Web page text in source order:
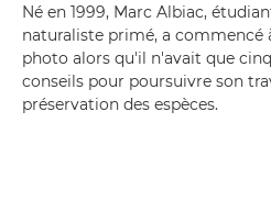
Né en 1999, Marc Albiac,
naturaliste primé, a commencé
photo alors qu'il n'avait que
conseils pour poursuivre son
préservation des espèces.